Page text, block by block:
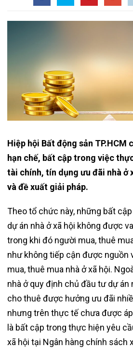
Hiệp hội Bất động sản TP.HCM
hạn chế, bất cập trong việc
tài chính, tín dụng ưu đãi nhà ở
và đề xuất giải pháp.
Theo tổ chức này, những bất
dự án nhà ở xã hội không được
trong khi đó người mua, thuê
như không tiếp cận được nguồn
mua, thuê mua nhà ở xã hội.
nhà ở quy định chủ đầu tư dự án
cho thuê được hưởng ưu đãi
nhưng trên thực tế chưa được
là bất cập trong thực hiện yêu
xã hội tại Ngân hàng chính sách